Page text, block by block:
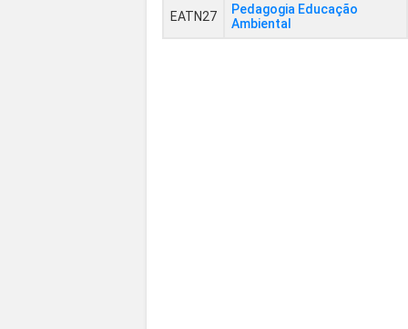
EATN27
Pedagogia Educação
Ambiental